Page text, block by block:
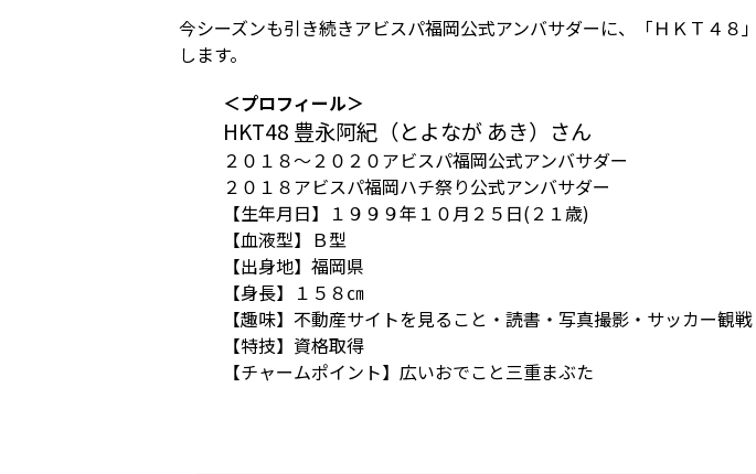
今シーズンも引き続きアビスパ福岡公式アンバサダーに、「ＨＫＴ４
します。
＜プロフィール＞
HKT48 豊永阿紀 （とよなが あき）さん
２０１８～２０２０アビスパ福岡公式アンバサダー
２０１８アビスパ福岡ハチ祭り公式アンバサダー
【生年月日】１９９９年１０月２５日(２１歳)
【血液型】Ｂ型
【出身地】福岡県
【身長】１５８㎝
【趣味】不動産サイトを見ること・読書・写真撮影・サッカー観
【特技】資格取得
【チャームポイント】広いおでこと三重まぶた